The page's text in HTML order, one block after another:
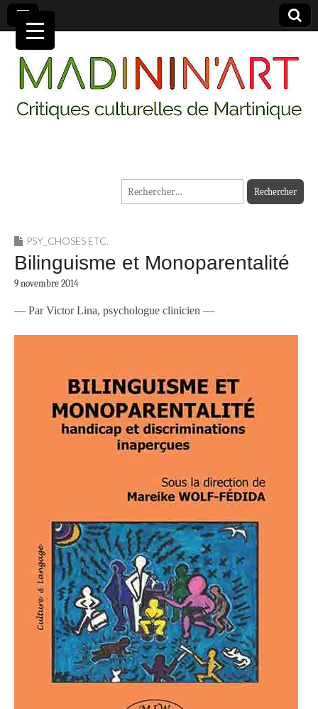
MADININ'ART
Rechercher :
PSY_CHOSES ETC.
Bilinguisme et Monoparentalité
9 novembre 2014
— Par Victor Lina, psychologue clinicien —